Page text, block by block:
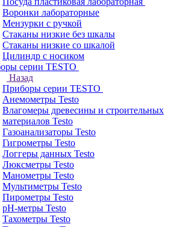
Воронки лабораторные
Мензурки с ручкой
Стаканы низкие без шкалы
Стаканы низкие со шкалой
Цилиндр с носиком
серии TESTO
Назад
Приборы серии TESTO
Анемометры Testo
Влагомеры древесины и строительных
материалов Testo
Газоанализаторы Testo
Гигрометры Testo
Логгеры данных Testo
Люксметры Testo
Манометры Testo
Мультиметры Testo
Пирометры Testo
pH-метры Testo
Тахометры Testo